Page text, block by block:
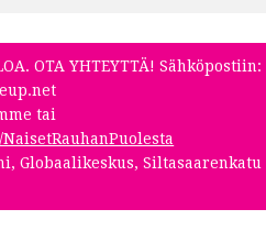
OTA YHTEYTTÄ! Sähköpostiin:
tai
Globaalikeskus, Siltasaarenkatu